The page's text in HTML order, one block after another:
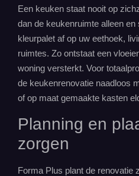
Een keuken staat nooit op
dan de keukenruimte alleen
kleurpalet af op uw eethoek,
ruimtes. Zo ontstaat een
woning versterkt. Voor
de keukenrenovatie naadloos
of op maat gemaakte kasten
Planning en
zorgen
Forma Plus plant de renovatie